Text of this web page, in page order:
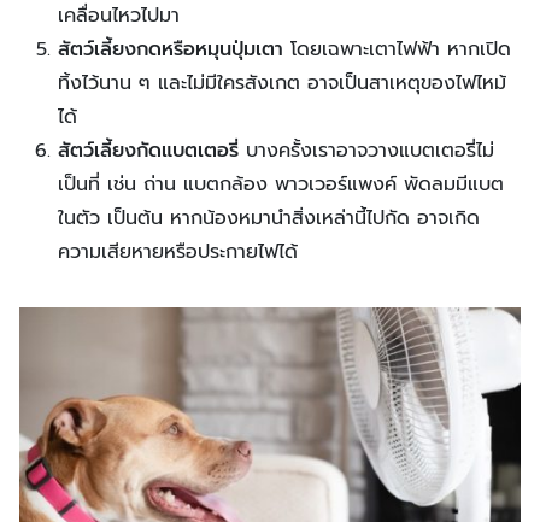
เคลื่อนไหวไปมา
สัตว์เลี้ยงกดหรือหมุนปุ่มเตา โดยเฉพาะเตาไฟฟ้า หากเปิด
ทิ้งไว้นาน ๆ และไม่มีใครสังเกต อาจเป็นสาเหตุของไฟไหม้
ได้
สัตว์เลี้ยงกัดแบตเตอรี่ บางครั้งเราอาจวางแบตเตอรี่ไม่
เป็นที่ เช่น ถ่าน แบตกล้อง พาวเวอร์แพงค์ พัดลมมีแบต
ในตัว เป็นต้น หากน้องหมานำสิ่งเหล่านี้ไปกัด อาจเกิด
ความเสียหายหรือประกายไฟได้